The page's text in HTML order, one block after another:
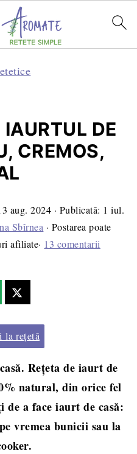
DE
CREMOS,
aug. 2024 · Publicată: 1 iul.
Sbîrnea · Postarea poate
afiliate· 13 comentarii
la rețetă
Rețeta de iaurt de
natural, din orice fel
de a face iaurt de casă:
vremea bunicii sau la